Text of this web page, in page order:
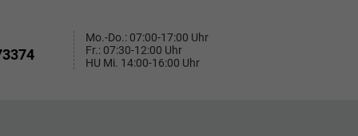
Mo.-Do.: 07:00-17:00 Uhr
Fr.: 07:30-12:00 Uhr
HU Mi. 14:00-16:00 Uhr